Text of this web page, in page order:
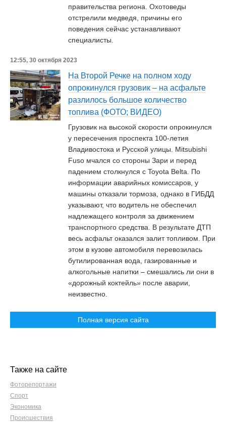
правительства региона. Охотоведы
отстрелили медведя, причины его
поведения сейчас устанавливают
специалисты.
12:55, 30 октября 2023
На Второй Речке на полном ходу
опрокинулся грузовик – на асфальте
разлилось большое количество
топлива (ФОТО; ВИДЕО)
Грузовик на высокой скорости опрокинулся
у пересечения проспекта 100-летия
Владивостока и Русской улицы. Mitsubishi
Fuso мчался со стороны Зари и перед
падением столкнулся с Toyota Belta. По
информации аварийных комиссаров, у
машины отказали тормоза, однако в ГИБДД
указывают, что водитель не обеспечил
надлежащего контроля за движением
транспортного средства. В результате ДТП
весь асфальт оказался залит топливом. При
этом в кузове автомобиля перевозилась
бутилированная вода, газированные и
алкогольные напитки – смешались ли они в
«дорожный коктейль» после аварии,
неизвестно.
Полная версия сайта
Также на сайте
Фоторепортажи
Спорт
Экономика
Происшествия